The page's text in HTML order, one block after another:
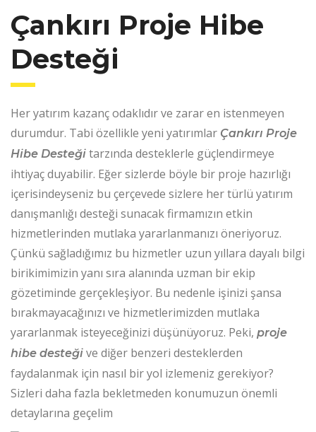
Çankırı Proje Hibe
Desteği
Her yatırım kazanç odaklıdır ve zarar en istenmeyen
durumdur. Tabi özellikle yeni yatırımlar Çankırı Proje
Hibe Desteği tarzında desteklerle güçlendirmeye
ihtiyaç duyabilir. Eğer sizlerde böyle bir proje hazırlığı
içerisindeyseniz bu çerçevede sizlere her türlü yatırım
danışmanlığı desteği sunacak firmamızın etkin
hizmetlerinden mutlaka yararlanmanızı öneriyoruz.
Çünkü sağladığımız bu hizmetler uzun yıllara dayalı bilgi
birikimimizin yanı sıra alanında uzman bir ekip
gözetiminde gerçekleşiyor. Bu nedenle işinizi şansa
bırakmayacağınızı ve hizmetlerimizden mutlaka
yararlanmak isteyeceğinizi düşünüyoruz. Peki, proje
hibe desteği ve diğer benzeri desteklerden
faydalanmak için nasıl bir yol izlemeniz gerekiyor?
Sizleri daha fazla bekletmeden konumuzun önemli
detaylarına geçelim